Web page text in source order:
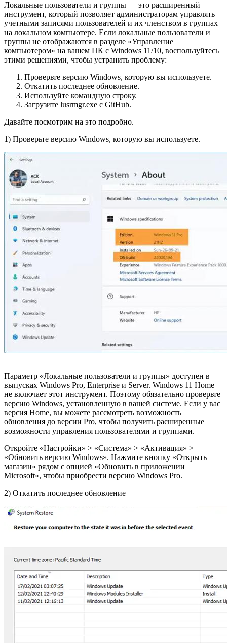
Локальные пользователи и группы — это расширенный
инструмент, который позволяет администраторам управлять
учетными записями пользователей и их членством в группах
на локальном компьютере. Если локальные пользователи и
группы не отображаются в разделе «Управление
компьютером» на вашем ПК с Windows 11/10, воспользуйтесь
этими решениями, чтобы устранить проблему:
Проверьте версию Windows, которую вы используете.
Откатить последнее обновление.
Используйте командную строку.
Загрузите lusrmgr.exe с GitHub.
Давайте посмотрим на это подробно.
1) Проверьте версию Windows, которую вы используете.
Параметр «Локальные пользователи и группы» доступен в
выпусках Windows Pro, Enterprise и Server. Windows 11 Home
не включает этот инструмент. Поэтому обязательно проверьте
версию Windows, установленную в вашей системе. Если у вас
версия Home, вы можете рассмотреть возможность
обновления до версии Pro, чтобы получить расширенные
возможности управления пользователями и группами.
Откройте «Настройки» > «Система» > «Активация» >
«Обновить версию Windows». Нажмите кнопку «Открыть
магазин» рядом с опцией «Обновить в приложении
Microsoft», чтобы приобрести версию Windows Pro.
2) Откатить последнее обновление